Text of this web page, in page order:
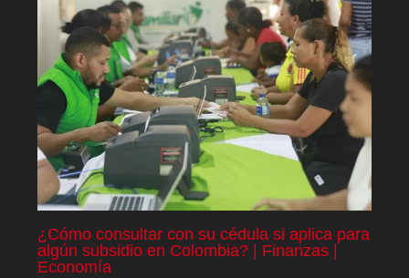
¿Cómo consultar con su cédula si aplica para
algún subsidio en Colombia? | Finanzas |
Economía